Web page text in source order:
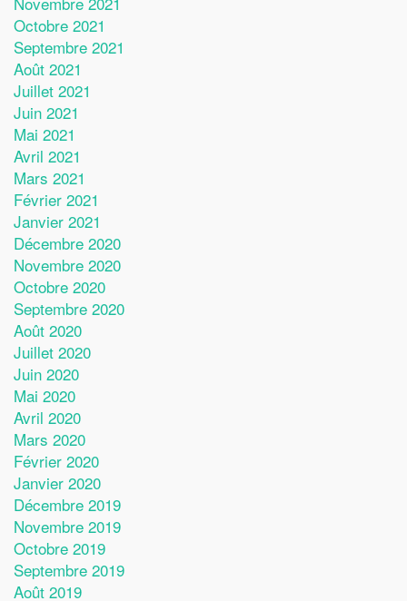
Octobre 2021
Septembre 2021
Août 2021
Juillet 2021
Juin 2021
Mai 2021
Avril 2021
Mars 2021
Février 2021
Janvier 2021
Décembre 2020
Novembre 2020
Octobre 2020
Septembre 2020
Août 2020
Juillet 2020
Juin 2020
Mai 2020
Avril 2020
Mars 2020
Février 2020
Janvier 2020
Décembre 2019
Novembre 2019
Octobre 2019
Septembre 2019
Août 2019